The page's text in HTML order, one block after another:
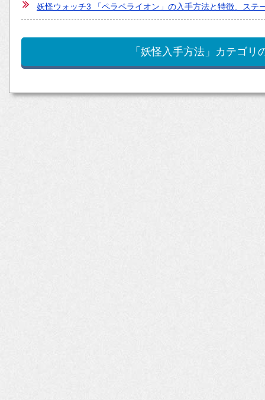
妖怪ウォッチ3 「ペラペライオン」の入手方法と特徴、ステ
「妖怪入手方法」カテゴリ